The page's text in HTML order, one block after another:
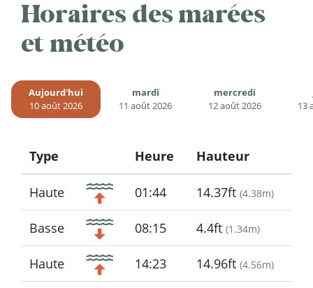
Horaires des marées
et météo
Aujourd'hui
10 août 2026
mardi
11 août 2026
mercredi
12 août 2026
13
Type
Icon
Heure Hauteur
Haute 01:44 14.37ft (4.38m)
Basse 08:15 4.4ft (1.34m)
Haute 14:23 14.96ft (4.56m)